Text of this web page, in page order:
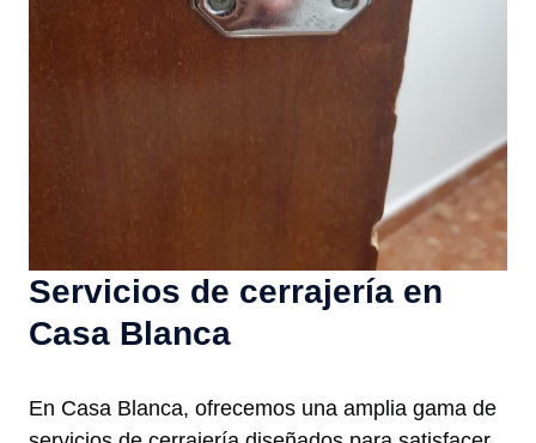
Servicios de cerrajería en
Casa Blanca
En Casa Blanca, ofrecemos una amplia gama de